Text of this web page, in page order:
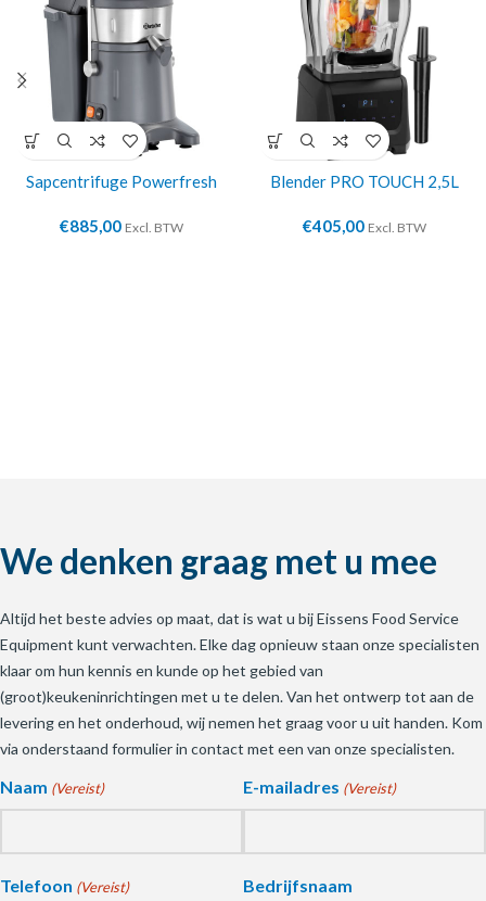
Sapcentrifuge Powerfresh
€885,00 Excl. BTW
Blender PRO TOUCH 2,5L
€405,00 Excl. BTW
We denken graag met u mee
Altijd het beste advies op maat, dat is wat u bij Eissens Food Service
Equipment kunt verwachten. Elke dag opnieuw staan onze specialisten
klaar om hun kennis en kunde op het gebied van
(groot)keukeninrichtingen met u te delen. Van het ontwerp tot aan de
levering en het onderhoud, wij nemen het graag voor u uit handen. Kom
via onderstaand formulier in contact met een van onze specialisten.
Naam (Vereist) E-mailadres (Vereist)
Telefoon (Vereist) Bedrijfsnaam